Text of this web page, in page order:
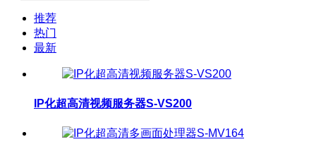
推荐
热门
最新
IP化超高清视频服务器S-VS200